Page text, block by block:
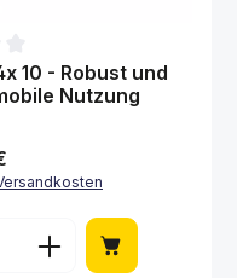
0 von 5 Sternen
10 - Robust und
Nutzung
den gewünschten